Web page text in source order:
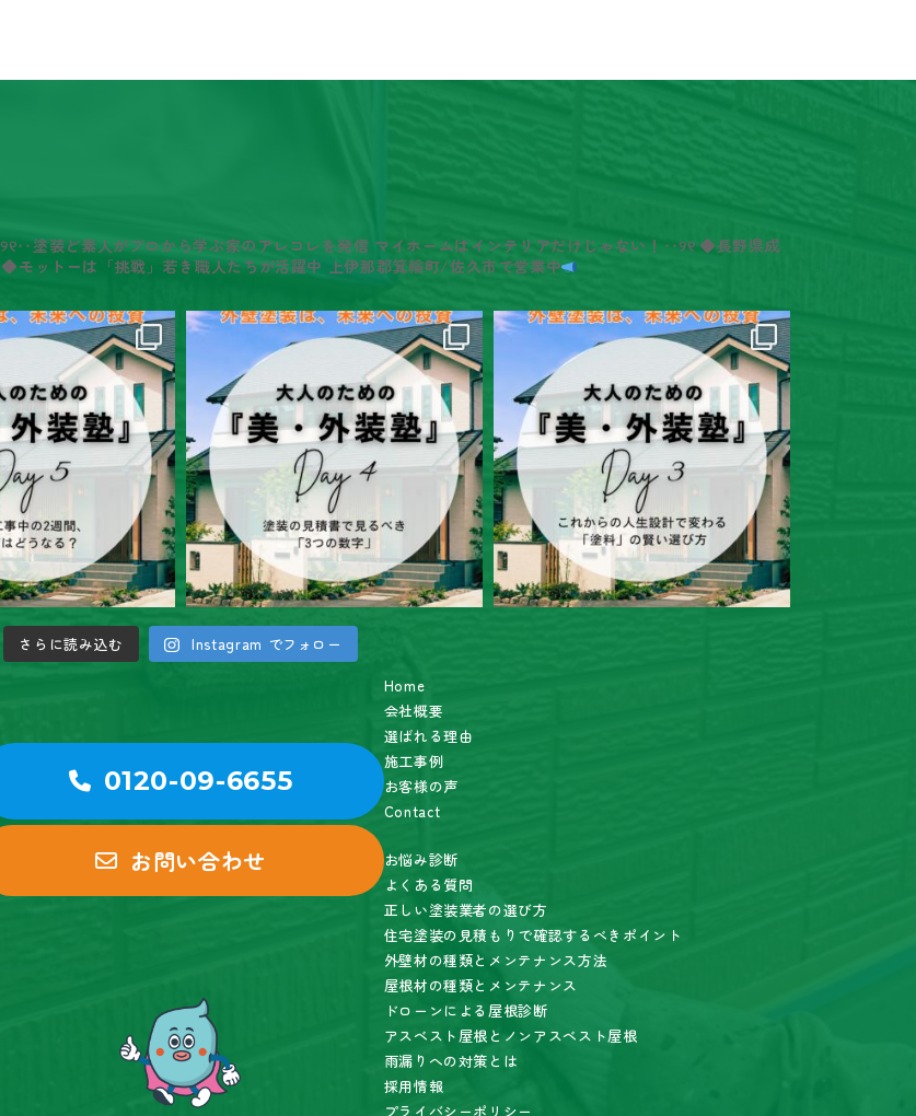
୨୧‥塗装ど素人がプロから学ぶ家のアレコレを発信 マイホームはインテリアだけじゃない！‥୨୧ ◆長野県成
◆モットーは「挑戦」若き職人たちが活躍中 上伊那郡箕輪町/佐久市で営業中
さらに読み込む Instagram でフォロー
0120-09-6655
お問い合わせ
Home
会社概要
選ばれる理由
施工事例
お客様の声
Contact
お悩み診断
よくある質問
正しい塗装業者の選び方
住宅塗装の見積もりで確認するべきポイント
外壁材の種類とメンテナンス方法
屋根材の種類とメンテナンス
ドローンによる屋根診断
アスベスト屋根とノンアスベスト屋根
雨漏りへの対策とは
採用情報
プライバシーポリシー